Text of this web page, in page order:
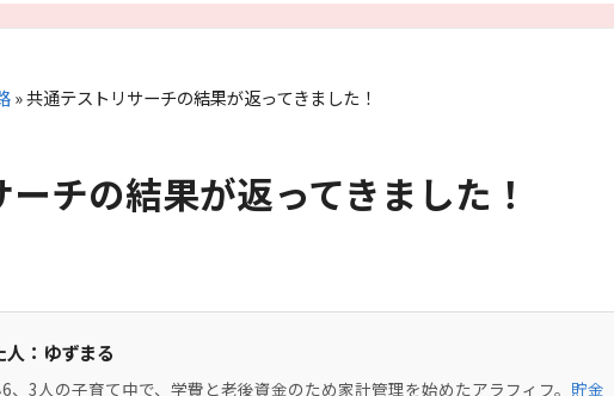
»共通テストリサーチの結果が返ってきました！
チの結果が返ってきました！
：ゆずまる
、3人の子育て中で、学費と老後資金のため家計管理を始めたアラフィフ。 貯金